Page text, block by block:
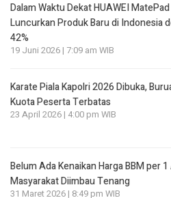
Dalam Waktu Dekat HUAWEI
Luncurkan Produk Baru di Indonesia
42%
19 Juni 2026 | 7:09 am WIB
Karate Piala Kapolri 2026 Dibuka,
Kuota Peserta Terbatas
23 April 2026 | 4:00 pm WIB
Belum Ada Kenaikan Harga BBM per
Masyarakat Diimbau Tenang
31 Maret 2026 | 8:49 pm WIB